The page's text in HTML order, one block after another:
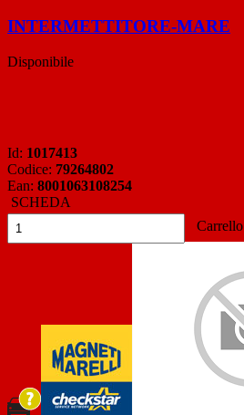
INTERMETTITORE-MARE
Disponibile
Id: 1017413
Codice: 79264802
Ean: 8001063108254
SCHEDA
Carrello